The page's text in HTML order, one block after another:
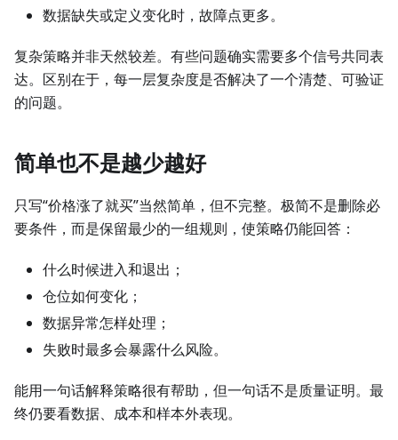
数据缺失或定义变化时，故障点更多。
复杂策略并非天然较差。有些问题确实需要多个信号共同表
达。区别在于，每一层复杂度是否解决了一个清楚、可验证
的问题。
简单也不是越少越好
只写“价格涨了就买”当然简单，但不完整。极简不是删除必
要条件，而是保留最少的一组规则，使策略仍能回答：
什么时候进入和退出；
仓位如何变化；
数据异常怎样处理；
失败时最多会暴露什么风险。
能用一句话解释策略很有帮助，但一句话不是质量证明。最
终仍要看数据、成本和样本外表现。